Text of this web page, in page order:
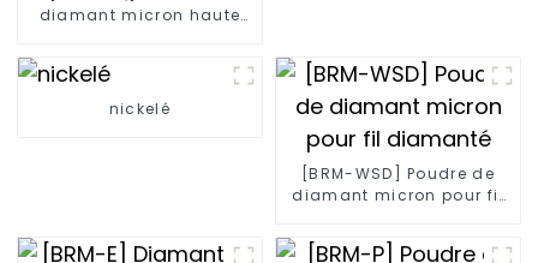
diamant micron haute
nickelé
[BRM-WSD] Poudre de
diamant micron pour fil